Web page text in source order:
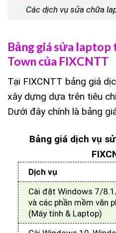
Các dịch vụ sửa chữa
Bảng giá sửa laptop
Town của FIXCNTT
Tại FIXCNTT bảng giá
xây dựng dựa trên tiêu
Dưới đây chính là bảng
Bảng giá dịch vụ
Dịch vụ
Cài đặt Windows 7/
và các phần mềm văn
(Máy tính & Laptop)